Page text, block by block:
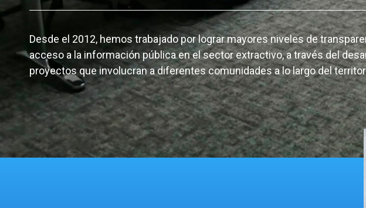
Desde el 2012, hemos trabajado por lograr mayores niveles de
acceso a la información pública en el sector extractivo, a través del
proyectos que involucran a diferentes comunidades a lo largo del